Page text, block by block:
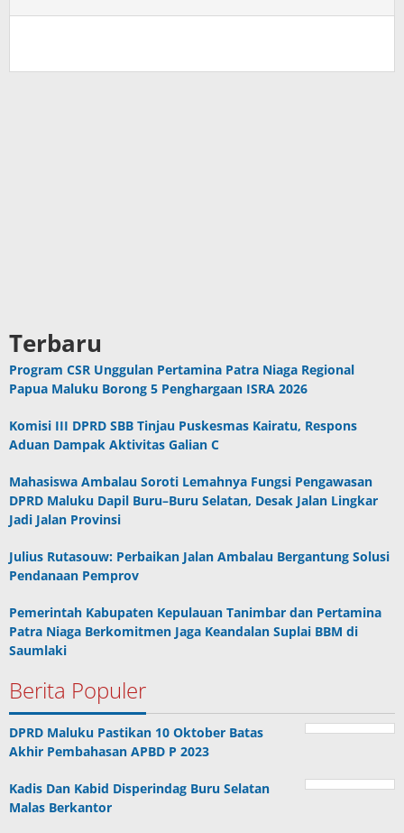
Terbaru
Program CSR Unggulan Pertamina Patra Niaga Regional
Papua Maluku Borong 5 Penghargaan ISRA 2026
Komisi III DPRD SBB Tinjau Puskesmas Kairatu, Respons
Aduan Dampak Aktivitas Galian C
Mahasiswa Ambalau Soroti Lemahnya Fungsi Pengawasan
DPRD Maluku Dapil Buru–Buru Selatan, Desak Jalan Lingkar
Jadi Jalan Provinsi
Julius Rutasouw: Perbaikan Jalan Ambalau Bergantung Solusi
Pendanaan Pemprov
Pemerintah Kabupaten Kepulauan Tanimbar dan Pertamina
Patra Niaga Berkomitmen Jaga Keandalan Suplai BBM di
Saumlaki
Berita Populer
DPRD Maluku Pastikan 10 Oktober Batas
Akhir Pembahasan APBD P 2023
Kadis Dan Kabid Disperindag Buru Selatan
Malas Berkantor